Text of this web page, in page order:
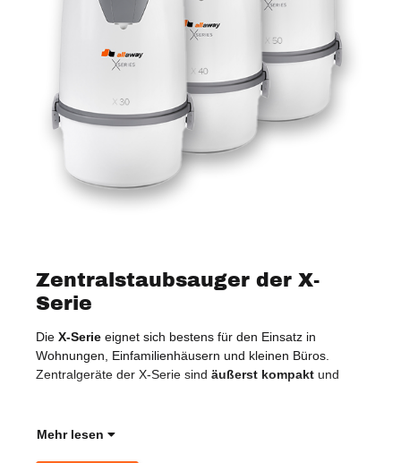
Zentralstaubsauger der X-
Serie
Die X-Serie eignet sich bestens für den Einsatz in
Wohnungen, Einfamilienhäusern und kleinen Büros.
Zentralgeräte der X-Serie sind äußerst kompakt und
Mehr lesen